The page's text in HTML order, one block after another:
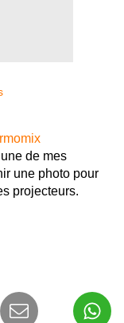
de mes
une photo pour
projecteurs.